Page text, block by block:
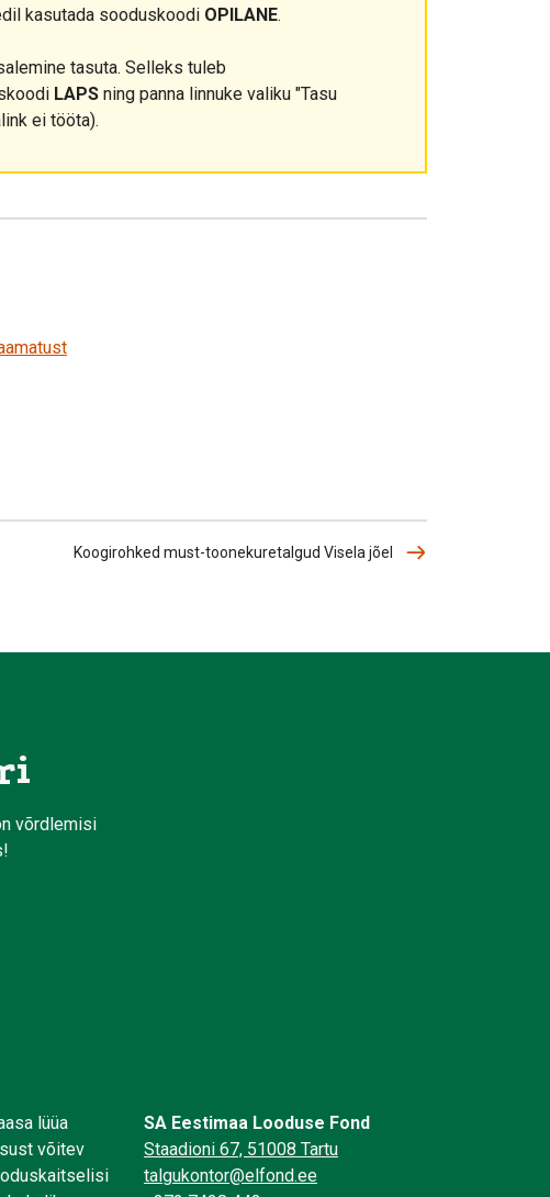
kasutada sooduskoodi OPILANE.
tasuta. Selleks tuleb
LAPS ning panna linnuke valiku "Tasu
ei tööta).
Koogirohked must-toonekuretalgud Visela jõel
võrdlemisi
lüüa
võitev
SA Eestimaa Looduse Fond
Staadioni 67, 51008 Tartu
talgukontor@elfond.ee